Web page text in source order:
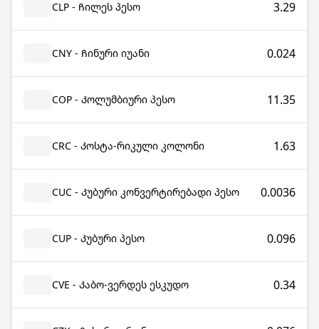
CLP - Ჩილეს პესო 3.29
CNY - Ჩინური იუანი 0.024
COP - Კოლუმბიური პესო 11.35
CRC - Კოსტა-რიკული კოლონი 1.63
CUC - Კუბური კონვერტირებადი პესო 0.0036
CUP - Კუბური პესო 0.096
CVE - Კაბო-ვერდეს ესკუდო 0.34